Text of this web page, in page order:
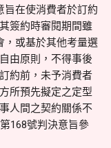
旨在使消費者於訂約
簽約時審閱期間雖
，或基於其他考量選
由原則，不得事後
約前，未予消費者
所預先擬定之定型
人間之契約關係不
168號判決意旨參